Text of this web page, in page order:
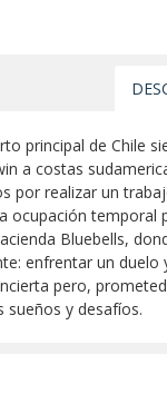
principal de Chile
a costas
por realizar un
ocupación
Bluebells,
enfrentar un duelo
pero,
sueños y desafíos.